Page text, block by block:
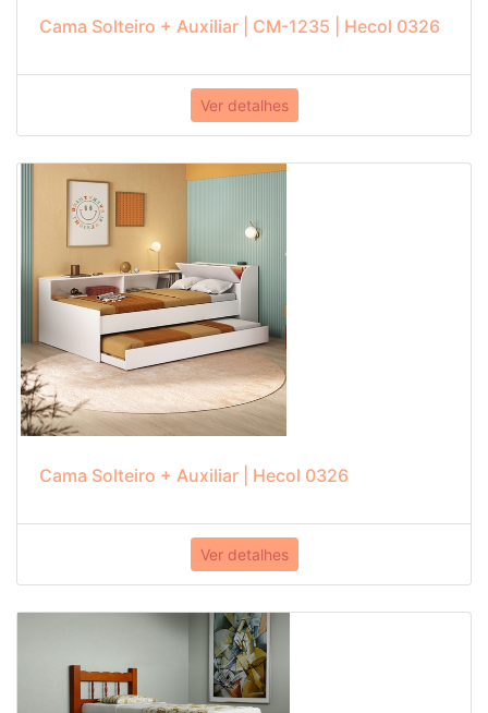
Cama Solteiro + Auxiliar | CM-1235 | Hecol 0326
Ver detalhes
Cama Solteiro + Auxiliar | Hecol 0326
Ver detalhes